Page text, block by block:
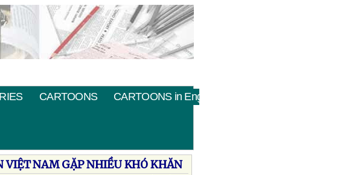
CARTOONS CARTOONS in English
VIỆT NAM GẶP NHIỀU KHÓ KHĂN